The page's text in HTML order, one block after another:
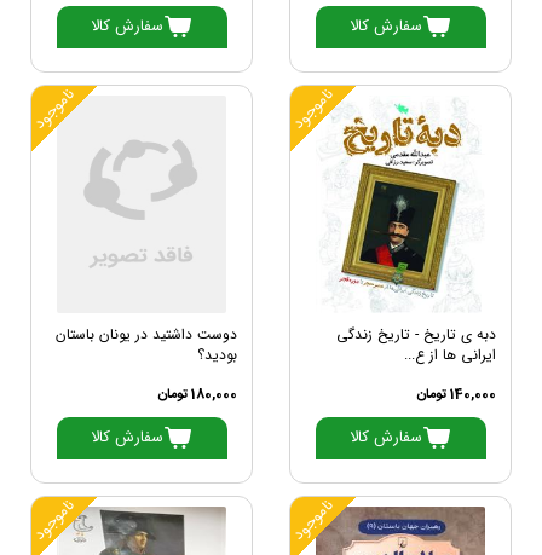
سفارش کالا سفارش کالا
ناموجود
دبه ی تاریخ - تاریخ زندگی
ایرانی ها از ع...
140,000 تومان
سفارش کالا
ناموجود
دوست داشتید در یونان باستان
بودید؟
180,000 تومان
سفارش کالا
ناموجود ناموجود